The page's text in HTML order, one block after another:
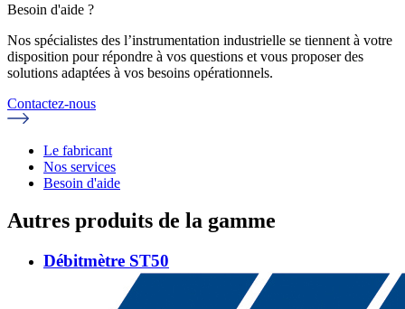
Besoin d'aide ?
Nos spécialistes des l’instrumentation industrielle se tiennent à votre
disposition pour répondre à vos questions et vous proposer des
solutions adaptées à vos besoins opérationnels.
Contactez-nous
Le fabricant
Nos services
Besoin d'aide
Autres produits de la gamme
Débitmètre ST50